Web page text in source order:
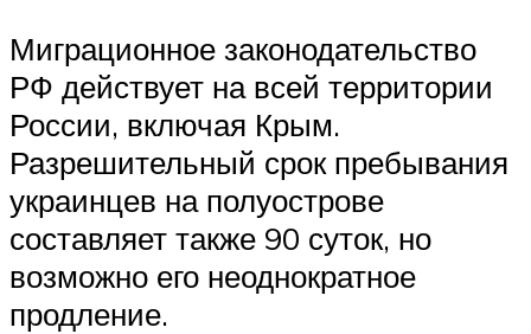
Миграционное законодательство
РФ действует на всей территории
России, включая Крым.
Разрешительный срок пребывания
украинцев на полуострове
составляет также 90 суток, но
возможно его неоднократное
продление.